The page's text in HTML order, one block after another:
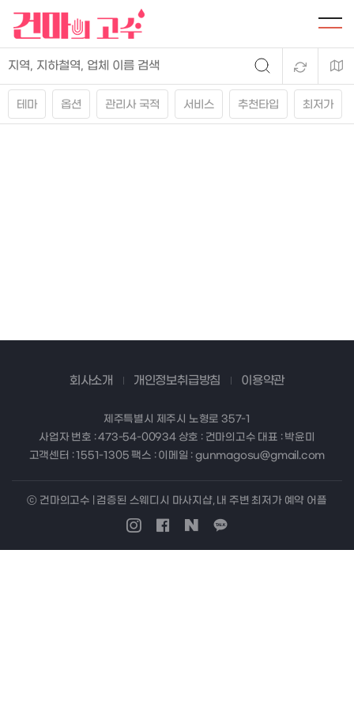
테마 옵션 관리사 국적 서비스 추천타입 최저가
회사소개 개인정보취급방침 이용약관
제주특별시 제주시 노형로 357-1
사업자 번호 : 473-54-00934 상호 : 건마의고수 대표 : 박윤미
고객센터 : 1551-1305 팩스 : 이메일 : gunmagosu@gmail.com
ⓒ 건마의고수 | 검증된 스웨디시 마사지샵, 내 주변 최저가 예약 어플